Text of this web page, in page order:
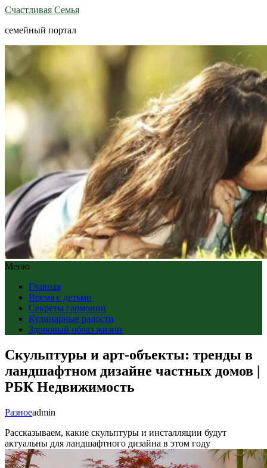
Счастливая Семья
семейный портал
Меню
Главная
Время с детьми
Секреты гармонии
Кулинарные радости
Здоровый образ жизни
Скульптуры и арт-объекты: тренды в
ландшафтном дизайне частных домов |
РБК Недвижимость
Разноеadmin
Рассказываем, какие скульптуры и инсталляции будут
актуальны для ландшафтного дизайна в этом году